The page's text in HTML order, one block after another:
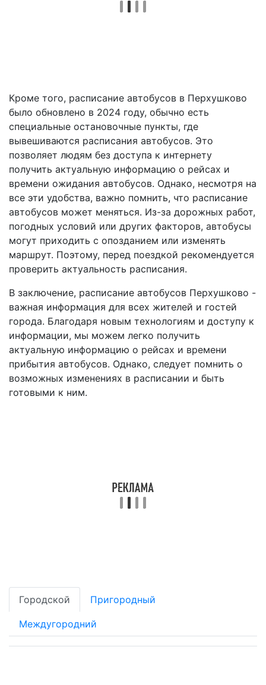
Кроме того, расписание автобусов в Перхушково
было обновлено в 2024 году, обычно есть
специальные остановочные пункты, где
вывешиваются расписания автобусов. Это
позволяет людям без доступа к интернету
получить актуальную информацию о рейсах и
времени ожидания автобусов. Однако, несмотря на
все эти удобства, важно помнить, что расписание
автобусов может меняться. Из-за дорожных работ,
погодных условий или других факторов, автобусы
могут приходить с опозданием или изменять
маршрут. Поэтому, перед поездкой рекомендуется
проверить актуальность расписания.
В заключение, расписание автобусов Перхушково -
важная информация для всех жителей и гостей
города. Благодаря новым технологиям и доступу к
информации, мы можем легко получить
актуальную информацию о рейсах и времени
прибытия автобусов. Однако, следует помнить о
возможных изменениях в расписании и быть
готовыми к ним.
Городской Пригородный
Междугородний